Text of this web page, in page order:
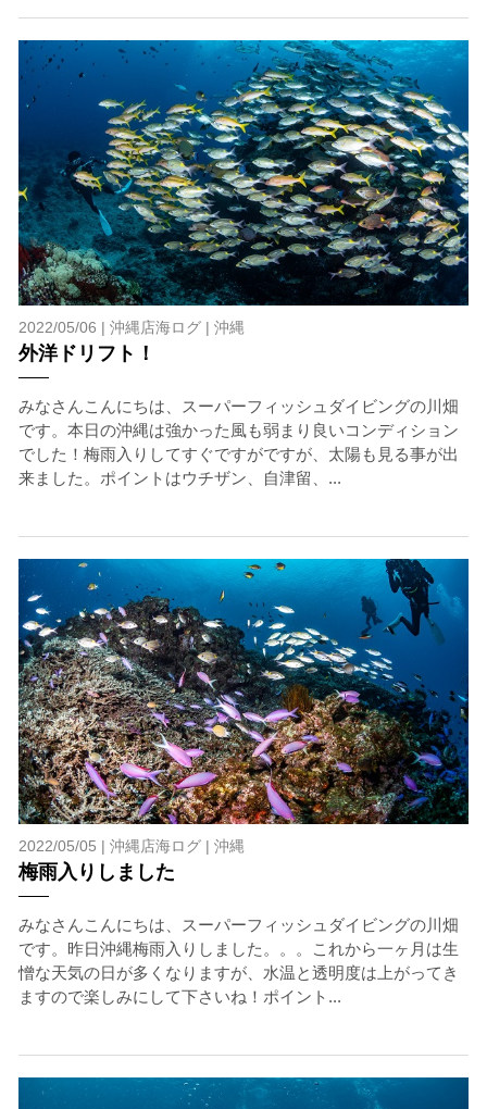
2022/05/06 | 沖縄店海ログ| 沖縄
外洋ドリフト！
みなさんこんにちは、スーパーフィッシュダイビングの川畑
です。本日の沖縄は強かった風も弱まり良いコンディション
でした！梅雨入りしてすぐですがですが、太陽も見る事が出
来ました。ポイントはウチザン、自津留、...
2022/05/05 | 沖縄店海ログ| 沖縄
梅雨入りしました
みなさんこんにちは、スーパーフィッシュダイビングの川畑
です。昨日沖縄梅雨入りしました。。。これから一ヶ月は生
憎な天気の日が多くなりますが、水温と透明度は上がってき
ますので楽しみにして下さいね！ポイント...